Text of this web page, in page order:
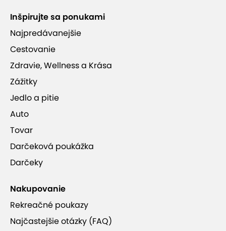
Inšpirujte sa ponukami
Najpredávanejšie
Cestovanie
Zdravie, Wellness a Krása
Zážitky
Jedlo a pitie
Auto
Tovar
Darčeková poukážka
Darčeky
Nakupovanie
Rekreačné poukazy
Najčastejšie otázky (FAQ)